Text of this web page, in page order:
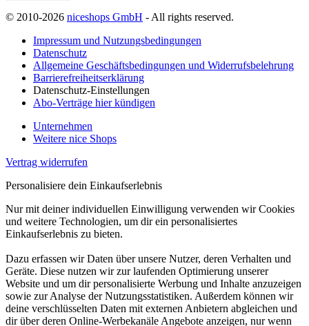
© 2010-2026 niceshops GmbH - All rights reserved.
Impressum und Nutzungsbedingungen
Datenschutz
Allgemeine Geschäftsbedingungen und Widerrufsbelehrung
Barrierefreiheitserklärung
Datenschutz-Einstellungen
Abo-Verträge hier kündigen
Unternehmen
Weitere nice Shops
Vertrag widerrufen
Personalisiere dein Einkaufserlebnis
Nur mit deiner individuellen Einwilligung verwenden wir Cookies
und weitere Technologien, um dir ein personalisiertes
Einkaufserlebnis zu bieten.
Dazu erfassen wir Daten über unsere Nutzer, deren Verhalten und
Geräte. Diese nutzen wir zur laufenden Optimierung unserer
Website und um dir personalisierte Werbung und Inhalte anzuzeigen
sowie zur Analyse der Nutzungsstatistiken. Außerdem können wir
deine verschlüsselten Daten mit externen Anbietern abgleichen und
dir über deren Online-Werbekanäle Angebote anzeigen, nur wenn